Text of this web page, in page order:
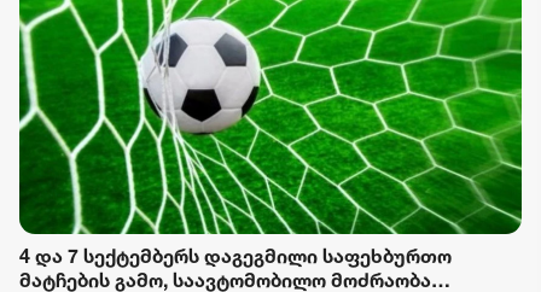
ფორმულა
რიონი
4 და 7 სექტემბერს დაგეგმილი საფეხბურთო
მატჩების გამო, საავტომობილო მოძრაობა